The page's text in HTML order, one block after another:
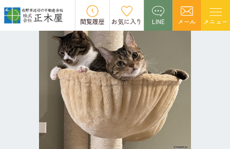
閲覧履歴 お気に入り LINE メール メニュー